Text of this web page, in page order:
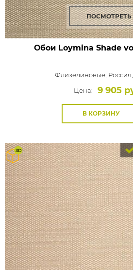
ПОСМОТРЕТЬ
Обои Loymina Shade
Флизелиновые,
Цена:
9 905
В КОРЗИНУ